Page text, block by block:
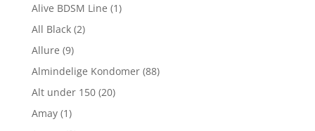
Alive BDSM Line (1)
All Black (2)
Allure (9)
Almindelige Kondomer (88)
Alt under 150 (20)
Amay (1)